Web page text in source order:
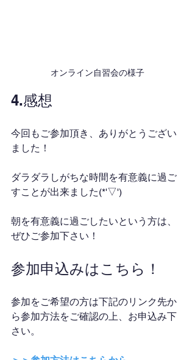
オンライン自習会の様子
4.感想
今回もご参加頂き、ありがとうござい
ました！
ダラダラしがちな時間を有意義に過ご
すことが出来ました(*'▽')
朝を有意義に過ごしたいという方は、
ぜひご参加下さい！
参加申込みはこちら！
参加をご希望の方は下記のリンク先か
ら参加方法をご確認の上、お申込み下
さい。